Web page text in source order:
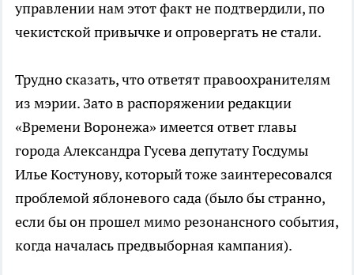
управлении нам этот факт не подтвердили, по
чекистской привычке и опровергать не стали.
Трудно сказать, что ответят правоохранителям
из мэрии. Зато в распоряжении редакции
«Времени Воронежа» имеется ответ главы
города Александра Гусева депутату Госдумы
Илье Костунову, который тоже заинтересовался
проблемой яблоневого сада (было бы странно,
если бы он прошел мимо резонансного события,
когда началась предвыборная кампания).